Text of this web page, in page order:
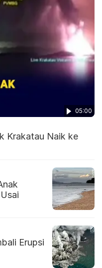
05:00
Krakatau Naik ke
Erupsi